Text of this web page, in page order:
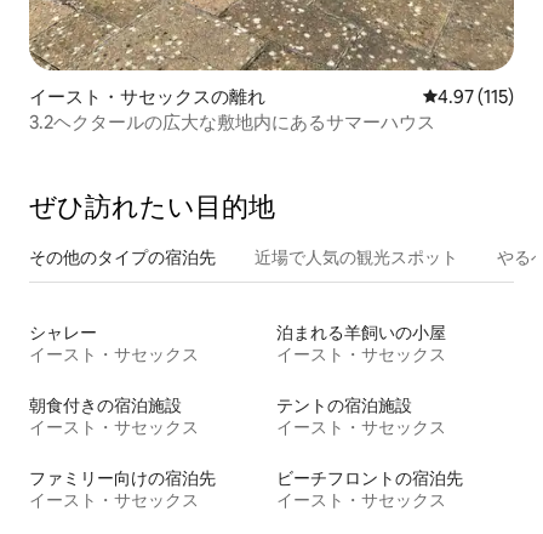
イースト・サセックスの離れ レビュー115
4.97 (115)
3.2ヘクタールの広大な敷地内にあるサマーハウス
ぜひ訪⁠れ⁠た⁠い目⁠的⁠地
その他のタ⁠イ⁠プ⁠の宿⁠泊⁠先 近場で人気の観光スポット やる
シャレー
イースト・サセックス
泊まれる羊飼いの小屋
イースト・サセックス
朝食付きの宿泊施設
イースト・サセックス
テントの宿泊施設
イースト・サセックス
ファミリー向けの宿泊先
イースト・サセックス
ビーチフロントの宿泊先
イースト・サセックス